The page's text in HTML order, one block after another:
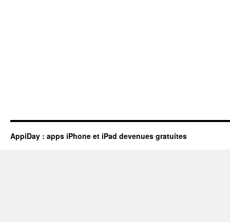
AppiDay : apps iPhone et iPad devenues gratuites